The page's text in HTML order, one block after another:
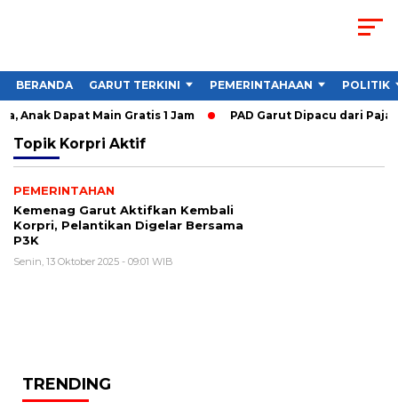
BERANDA GARUT TERKINI PEMERINTAHAAN POLITIK
Anak Dapat Main Gratis 1 Jam PAD Garut Dipacu dari
Topik Korpri Aktif
PEMERINTAHAN
Kemenag Garut Aktifkan Kembali
Korpri, Pelantikan Digelar Bersama
P3K
Senin, 13 Oktober 2025 - 09:01 WIB
TRENDING